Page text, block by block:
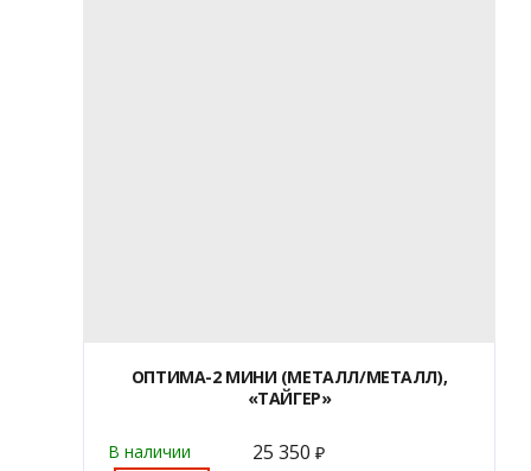
ОПТИМА-2 МИНИ (МЕТАЛЛ/МЕТАЛЛ),
«ТАЙГЕР»
В наличии 25 350₽